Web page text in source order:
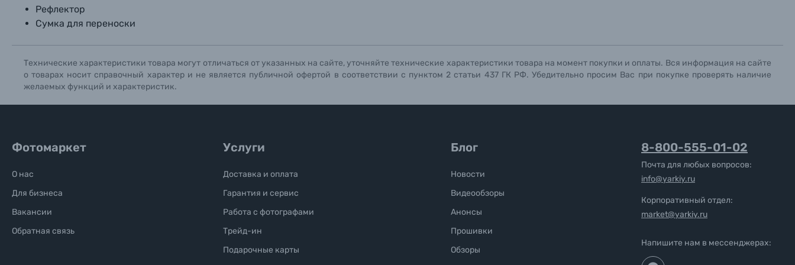
Рефлектор
Сумка для переноски
Технические характеристики товара могут отличаться от указанных на сайте, уточняйте технические характеристики товара на момент покупки и оплаты. Вся информация на сайте
о товарах носит справочный характер и не является публичной офертой в соответствии с пунктом 2 статьи 437 ГК РФ. Убедительно просим Вас при покупке проверять наличие
желаемых функций и характеристик.
Фотомаркет
О нас
Для бизнеса
Вакансии
Обратная связь
Услуги
Доставка и оплата
Гарантия и сервис
Работа с фотографами
Трейд-ин
Подарочные карты
Блог
Новости
Видеообзоры
Анонсы
Прошивки
Обзоры
8-800-555-01-02
Почта для любых вопросов:
info@yarkiy.ru
Корпоративный отдел:
market@yarkiy.ru
Напишите нам в мессенджерах: